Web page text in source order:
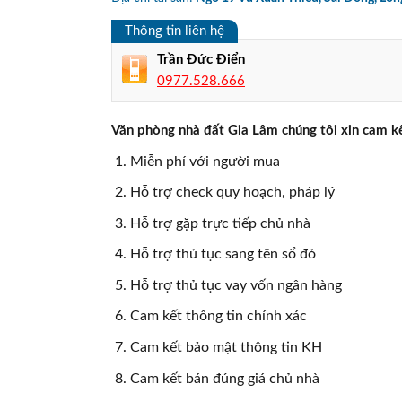
Thông tin liên hệ
Trần Đức Điển
0977.528.666
Văn phòng nhà đất Gia Lâm chúng tôi xin cam
Miễn phí với người mua
Hỗ trợ check quy hoạch, pháp lý
Hỗ trợ gặp trực tiếp chủ nhà
Hỗ trợ thủ tục sang tên sổ đỏ
Hỗ trợ thủ tục vay vốn ngân hàng
Cam kết thông tin chính xác
Cam kết bảo mật thông tin KH
Cam kết bán đúng giá chủ nhà